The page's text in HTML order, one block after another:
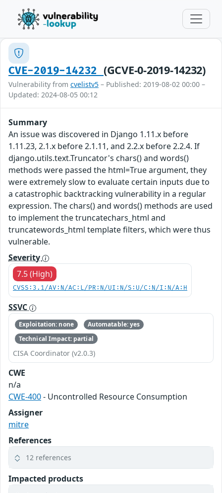
CVE-2019-14232 (GCVE-0-2019-14232)
Vulnerability from cvelistv5 – Published: 2019-08-02 00:00 –
Updated: 2024-08-05 00:12
Summary
An issue was discovered in Django 1.11.x before
1.11.23, 2.1.x before 2.1.11, and 2.2.x before 2.2.4. If
django.utils.text.Truncator's chars() and words()
methods were passed the html=True argument, they
were extremely slow to evaluate certain inputs due to
a catastrophic backtracking vulnerability in a regular
expression. The chars() and words() methods are used
to implement the truncatechars_html and
truncatewords_html template filters, which were thus
vulnerable.
Severity
7.5 (High)
CVSS:3.1/AV:N/AC:L/PR:N/UI:N/S:U/C:N/I:N/A:H
SSVC
Exploitation: none
Automatable: yes
Technical Impact: partial
CISA Coordinator (v2.0.3)
CWE
n/a
CWE-400- Uncontrolled Resource Consumption
Assigner
mitre
References
12 references
Impacted products